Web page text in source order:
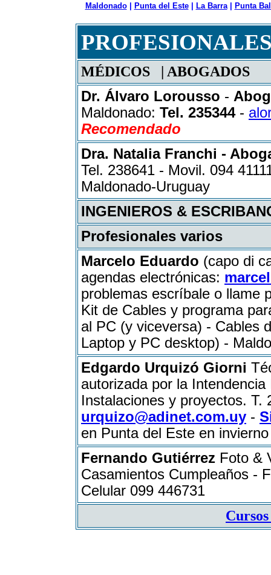
Maldonado Punta del Este| La Barra| Punta
MÉDICOS | ABOGADOS
Dr. Álvaro Lorousso -
Maldonado: Tel. 235344-
Recomendado
Dra. Natalia Franchi -
Tel. 238641 - Movil. 094
Maldonado-Uruguay
INGENIEROS &
Profesionales varios
Marcelo Eduardo (capo di
agendas electrónicas:
problemas escríbale o llame
Kit de Cables y programa
al PC (y viceversa) - Cables
Laptop y PC desktop) -
Edgardo Urquizó Giorni
autorizada por la
Instalaciones y proyectos. T.
urquizo@adinet.com.uy - S
en Punta del Este en
Fernando Gutiérrez Foto &
Casamientos Cumpleaños -
Celular 099 446731